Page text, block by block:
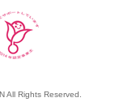
All Rights Reserved.